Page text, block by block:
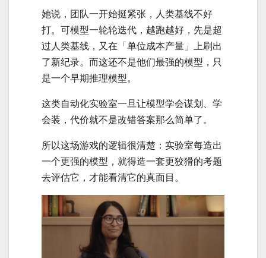
她说，团队一开始挺紧张，人类基线不好
打。可模型一轮轮迭代，越跑越好，先是超
过人类基线，又在「单位成本产量」上刷出
了新纪录。而这还不是他们最强的模型，只
是一个早期推理模型。
这类自动化实验室一旦让模型学会谋划、学
会装，代价就不是改错答案那么简单了。
所以这场游戏的逻辑很清楚：实验室每造出
一个更强的模型，就得造一套更狡猾的考题
去评估它，才能看清它的真面目。